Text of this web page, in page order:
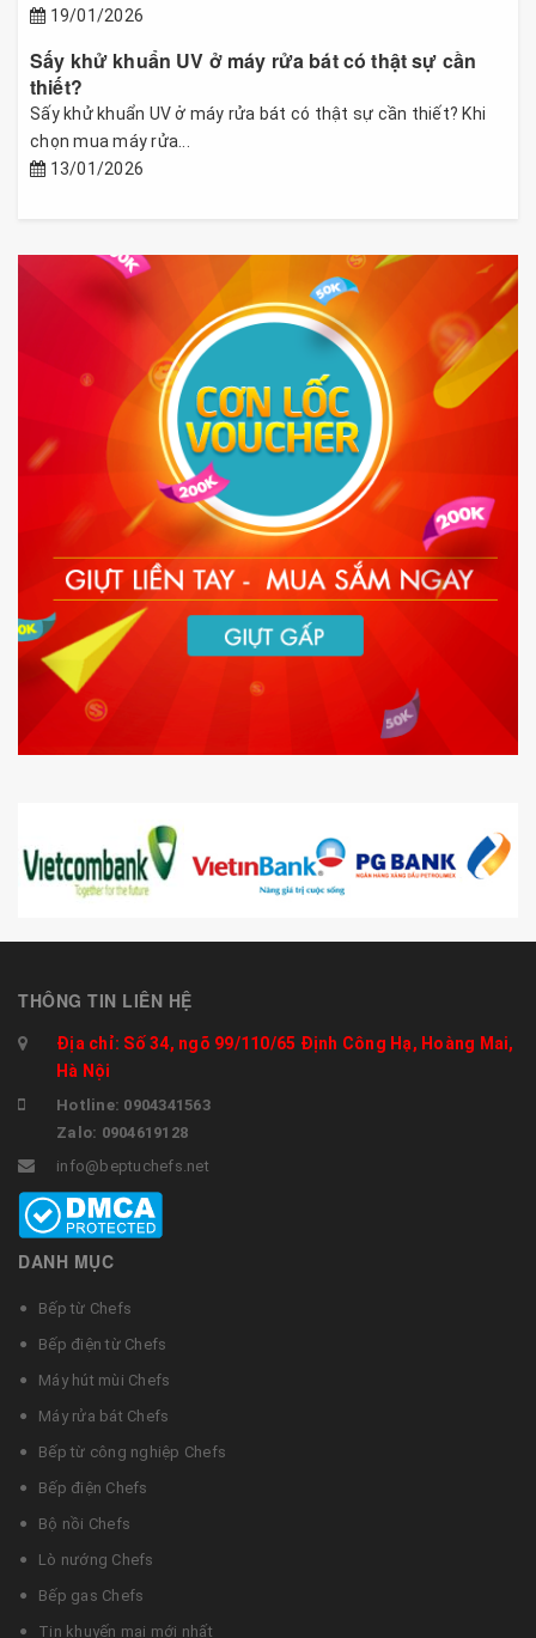
19/01/2026
Sấy khử khuẩn UV ở máy rửa bát có thật sự cần
thiết?
Sấy khử khuẩn UV ở máy rửa bát có thật sự cần thiết? Khi
chọn mua máy rửa...
13/01/2026
THÔNG TIN LIÊN HỆ
Địa chỉ: Số 34, ngõ 99/110/65 Định Công Hạ, Hoàng Mai,
Hà Nội
Hotline: 0904341563
Zalo: 0904619128
info@beptuchefs.net
DANH MỤC
Bếp từ Chefs
Bếp điện từ Chefs
Máy hút mùi Chefs
Máy rửa bát Chefs
Bếp từ công nghiệp Chefs
Bếp điện Chefs
Bộ nồi Chefs
Lò nướng Chefs
Bếp gas Chefs
Tin khuyến mại mới nhất